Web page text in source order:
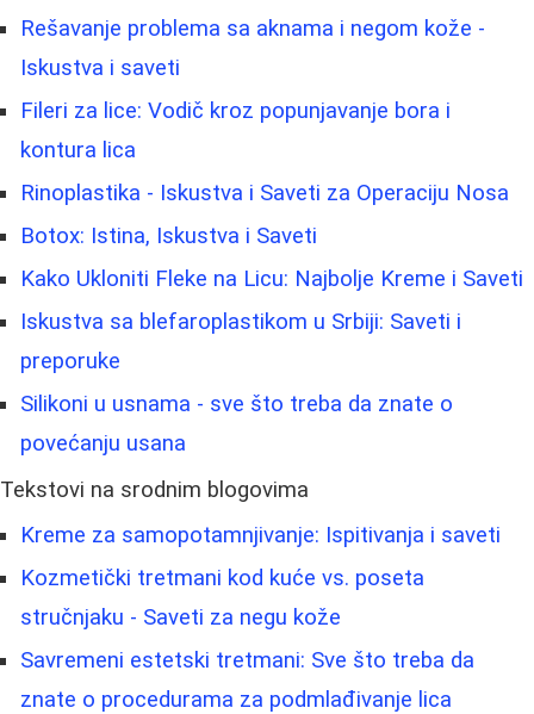
Rešavanje problema sa aknama i negom kože -
Iskustva i saveti
Fileri za lice: Vodič kroz popunjavanje bora i
kontura lica
Rinoplastika - Iskustva i Saveti za Operaciju Nosa
Botox: Istina, Iskustva i Saveti
Kako Ukloniti Fleke na Licu: Najbolje Kreme i Saveti
Iskustva sa blefaroplastikom u Srbiji: Saveti i
preporuke
Silikoni u usnama - sve što treba da znate o
povećanju usana
Tekstovi na srodnim blogovima
Kreme za samopotamnjivanje: Ispitivanja i saveti
Kozmetički tretmani kod kuće vs. poseta
stručnjaku - Saveti za negu kože
Savremeni estetski tretmani: Sve što treba da
znate o procedurama za podmlađivanje lica